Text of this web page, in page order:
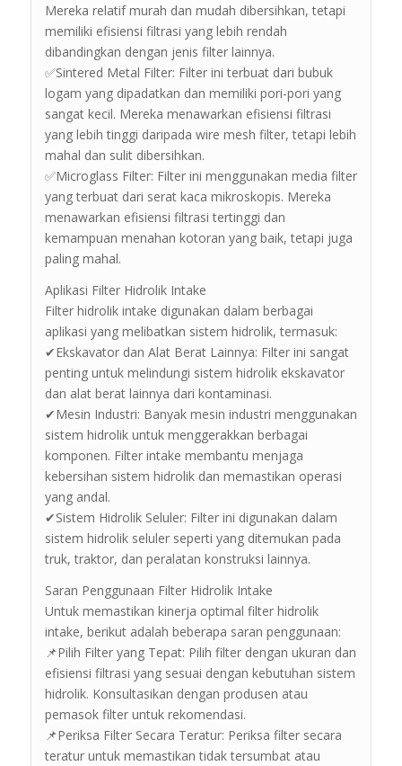
Mereka relatif murah dan mudah dibersihkan, tetapi
memiliki efisiensi filtrasi yang lebih rendah
dibandingkan dengan jenis filter lainnya.
✅Sintered Metal Filter: Filter ini terbuat dari bubuk
logam yang dipadatkan dan memiliki pori-pori yang
sangat kecil. Mereka menawarkan efisiensi filtrasi
yang lebih tinggi daripada wire mesh filter, tetapi lebih
mahal dan sulit dibersihkan.
✅Microglass Filter: Filter ini menggunakan media filter
yang terbuat dari serat kaca mikroskopis. Mereka
menawarkan efisiensi filtrasi tertinggi dan
kemampuan menahan kotoran yang baik, tetapi juga
paling mahal.
Aplikasi Filter Hidrolik Intake
Filter hidrolik intake digunakan dalam berbagai
aplikasi yang melibatkan sistem hidrolik, termasuk:
✔Ekskavator dan Alat Berat Lainnya: Filter ini sangat
penting untuk melindungi sistem hidrolik ekskavator
dan alat berat lainnya dari kontaminasi.
✔Mesin Industri: Banyak mesin industri menggunakan
sistem hidrolik untuk menggerakkan berbagai
komponen. Filter intake membantu menjaga
kebersihan sistem hidrolik dan memastikan operasi
yang andal.
✔Sistem Hidrolik Seluler: Filter ini digunakan dalam
sistem hidrolik seluler seperti yang ditemukan pada
truk, traktor, dan peralatan konstruksi lainnya.
Saran Penggunaan Filter Hidrolik Intake
Untuk memastikan kinerja optimal filter hidrolik
intake, berikut adalah beberapa saran penggunaan:
📌Pilih Filter yang Tepat: Pilih filter dengan ukuran dan
efisiensi filtrasi yang sesuai dengan kebutuhan sistem
hidrolik. Konsultasikan dengan produsen atau
pemasok filter untuk rekomendasi.
📌Periksa Filter Secara Teratur: Periksa filter secara
teratur untuk memastikan tidak tersumbat atau